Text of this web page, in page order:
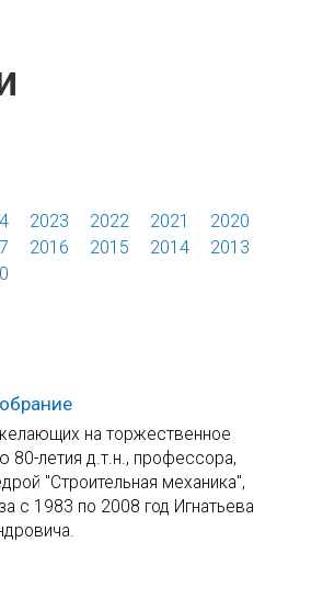
2023 2022 2021
2020
2016 2015 2014
2013
на торжественное
80-летия д.т.н., профессора,
"Строительная механика",
с 1983 по 2008 год Игнатьева